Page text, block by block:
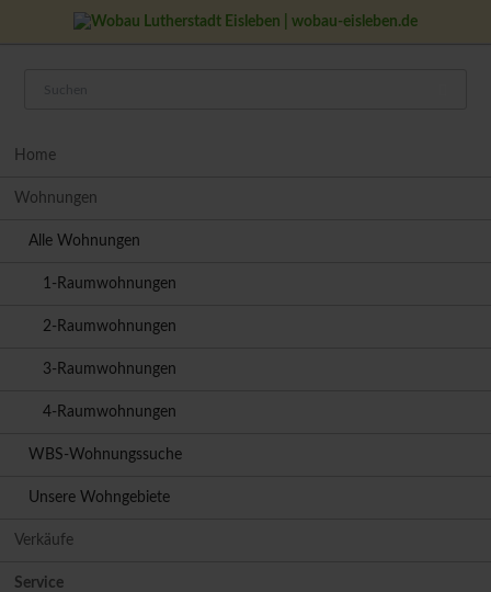
Home
Wohnungen
Alle Wohnungen
1-Raumwohnungen
2-Raumwohnungen
3-Raumwohnungen
4-Raumwohnungen
WBS-Wohnungssuche
Unsere Wohngebiete
Verkäufe
Service